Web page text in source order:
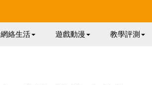
網絡生活 遊戲動漫 教學評測